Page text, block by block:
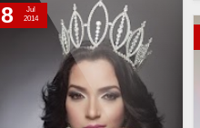
Jul
2014